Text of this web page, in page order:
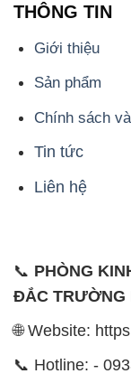
THÔNG TIN
Giới thiệu
Sản phẩm
Chính sách
Tin tức
Liên hệ
📞 PHÒNG
ĐẮC TRƯỜNG
🌐 Website:
📞 Hotline: -